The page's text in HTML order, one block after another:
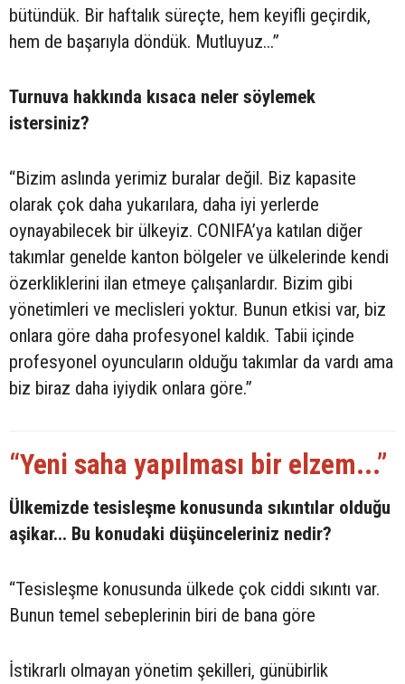
bütündük. Bir haftalık süreçte, hem keyifli geçirdik,
hem de başarıyla döndük. Mutluyuz...”
Turnuva hakkında kısaca neler söylemek
istersiniz?
“Bizim aslında yerimiz buralar değil. Biz kapasite
olarak çok daha yukarılara, daha iyi yerlerde
oynayabilecek bir ülkeyiz. CONIFA’ya katılan diğer
takımlar genelde kanton bölgeler ve ülkelerinde kendi
özerkliklerini ilan etmeye çalışanlardır. Bizim gibi
yönetimleri ve meclisleri yoktur. Bunun etkisi var, biz
onlara göre daha profesyonel kaldık. Tabii içinde
profesyonel oyuncuların olduğu takımlar da vardı ama
biz biraz daha iyiydik onlara göre.”
“Yeni saha yapılması bir elzem...”
Ülkemizde tesisleşme konusunda sıkıntılar olduğu
aşikar... Bu konudaki düşünceleriniz nedir?
“Tesisleşme konusunda ülkede çok ciddi sıkıntı var.
Bunun temel sebeplerinin biri de bana göre
İstikrarlı olmayan yönetim şekilleri, günübirlik